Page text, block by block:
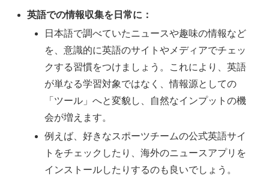
英語での情報収集を日常に：
日本語で調べていたニュースや趣味の情報など
を、意識的に英語のサイトやメディアでチェッ
クする習慣をつけましょう。これにより、英語
が単なる学習対象ではなく、情報源としての
「ツール」へと変貌し、自然なインプットの機
会が増えます。
例えば、好きなスポーツチームの公式英語サイ
トをチェックしたり、海外のニュースアプリを
インストールしたりするのも良いでしょう。